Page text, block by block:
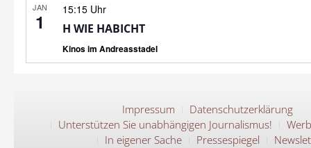
JAN
1
15:15 Uhr
H WIE HABICHT
Kinos im Andreasstadel
Impressum
Datenschutzerklärung
Unterstützen Sie unabhängigen Journalismus!
In eigener Sache
Pressespiegel